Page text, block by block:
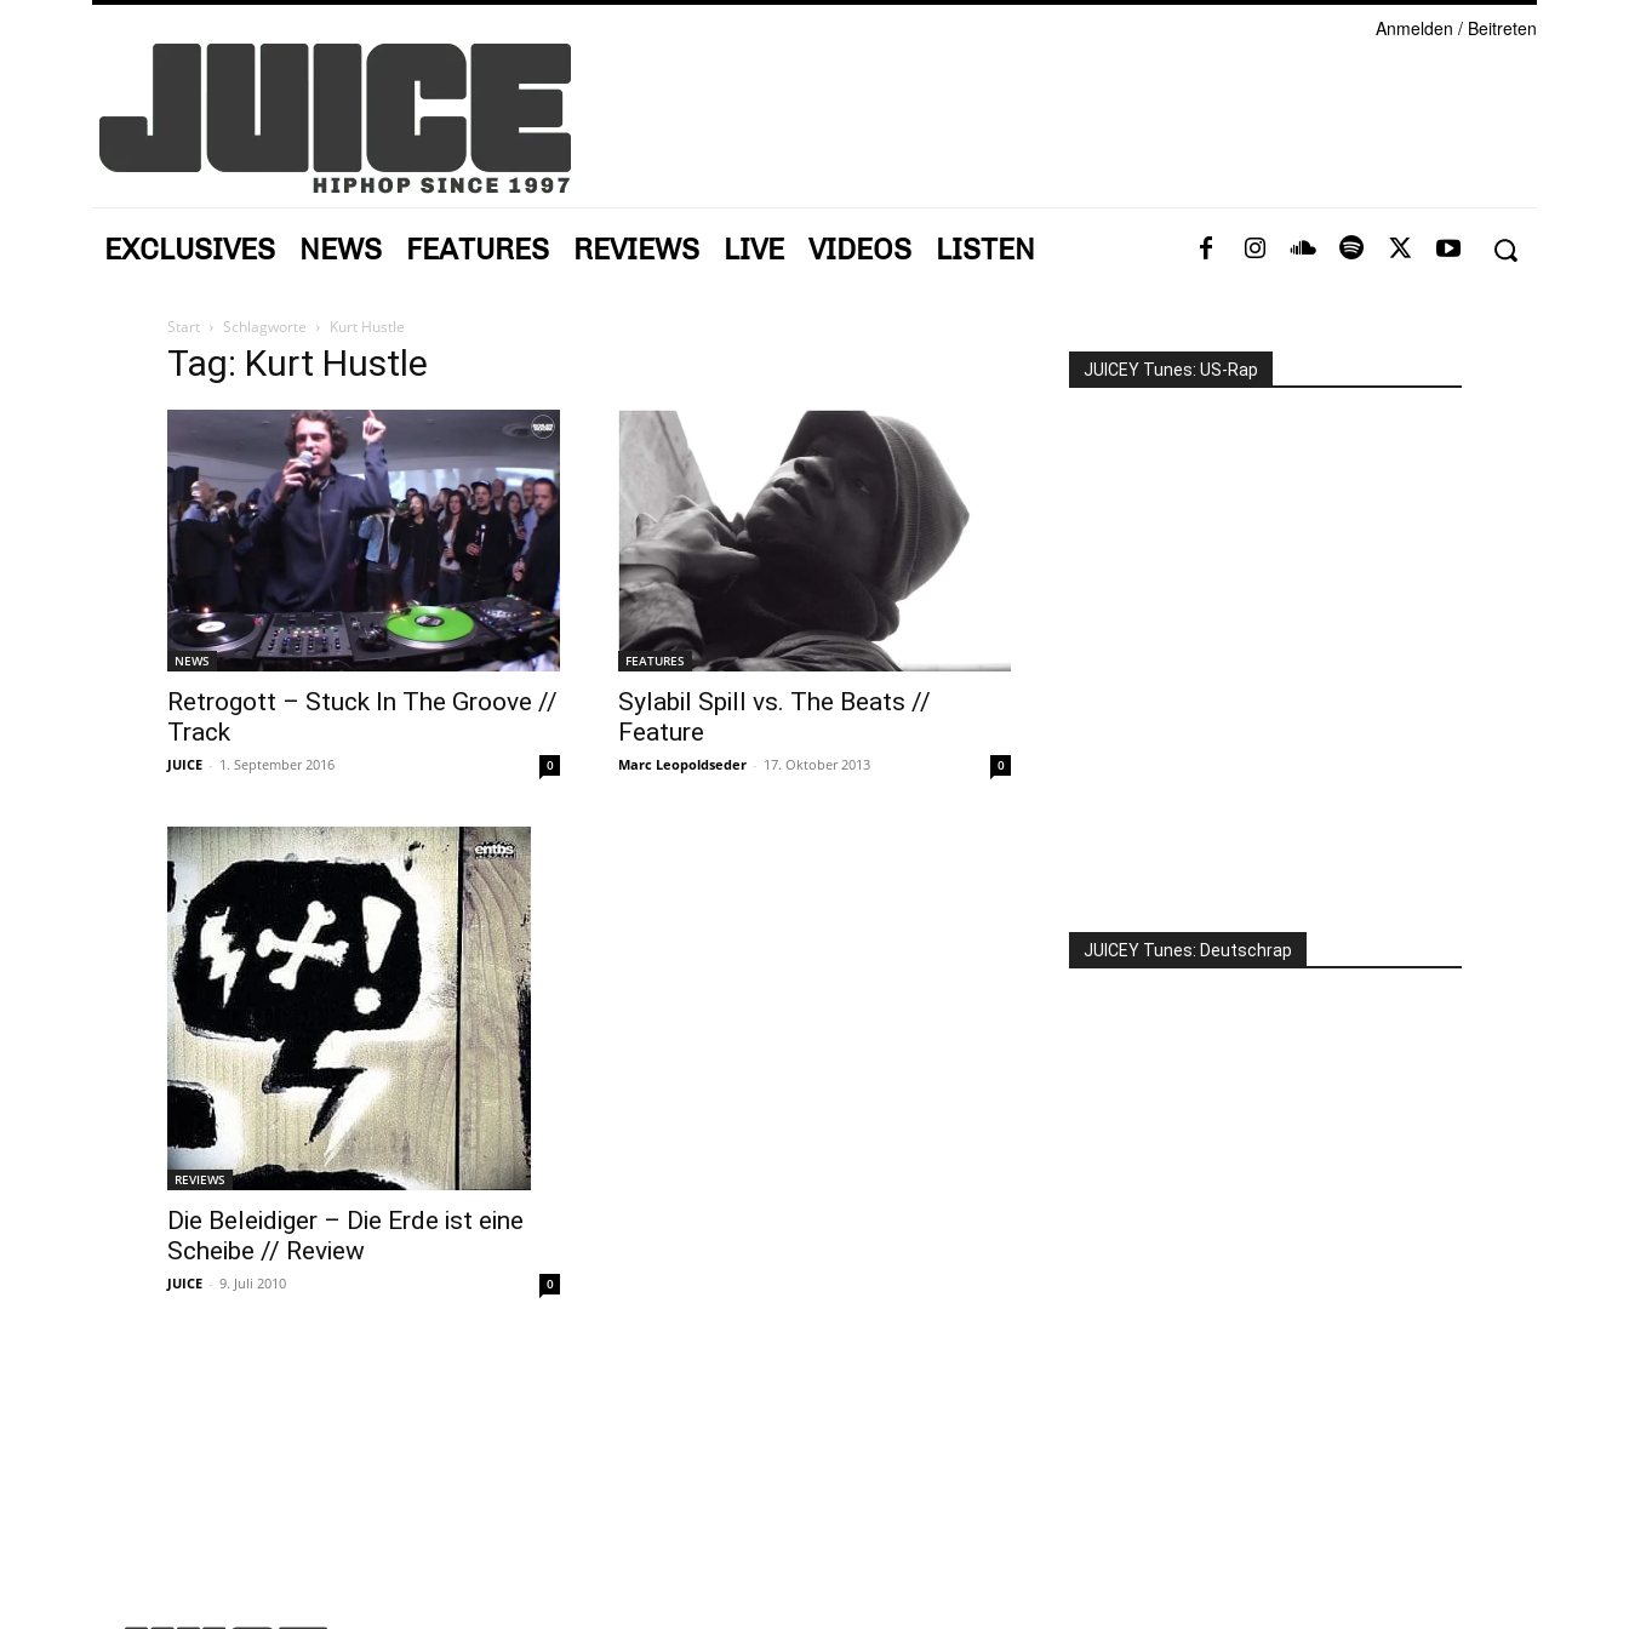
Anmelden / Beitreten
EXCLUSIVES NEWS FEATURES REVIEWS LIVE VIDEOS LISTEN
Start Schlagworte Kurt Hustle
Tag: Kurt Hustle
NEWS
Retrogott – Stuck In The Groove //
Track
JUICE - 1. September 2016 0
FEATURES
Sylabil Spill vs. The Beats //
Feature
Marc Leopoldseder - 17. Oktober 2013 0
REVIEWS
Die Beleidiger – Die Erde ist eine
Scheibe // Review
JUICE - 9. Juli 2010 0
JUICEY Tunes: US-Rap
JUICEY Tunes: Deutschrap